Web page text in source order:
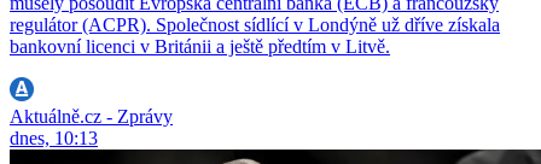
regulátor (ACPR). Společnost sídlící v Londýně už dříve získala
bankovní licenci v Británii a ještě předtím v Litvě.
Aktuálně.cz - Zprávy
dnes, 10:13